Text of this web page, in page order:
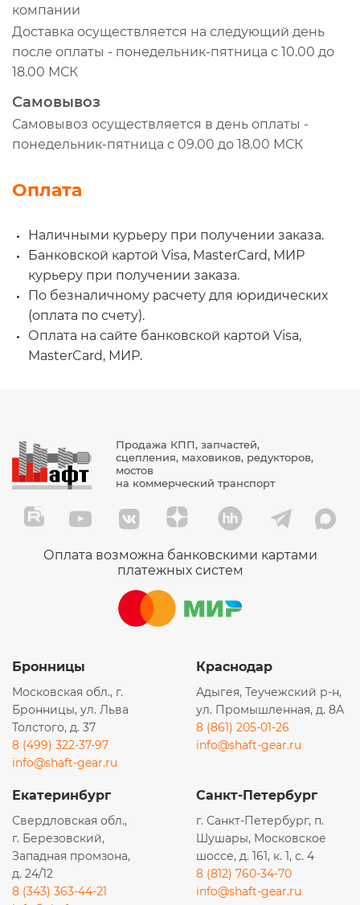
компании
Доставка осуществляется на следующий день
после оплаты - понедельник-пятница с 10.00 до
18.00 МСК
Самовывоз
Самовывоз осуществляется в день оплаты -
понедельник-пятница с 09.00 до 18.00 МСК
Оплата
Наличными курьеру при получении заказа.
Банковской картой Visa, MasterCard, МИР
курьеру при получении заказа.
По безналичному расчету для юридических
(оплата по счету).
Оплата на сайте банковской картой Visa,
MasterCard, МИР.
Продажа КПП, запчастей,
сцепления, маховиков, редукторов,
мостов
на коммерческий транспорт
Оплата возможна банковскими картами
платежных систем
Бронницы
Московская обл., г.
Бронницы, ул. Льва
Толстого, д. 37
8 (499) 322-37-97
info@shaft-gear.ru
Краснодар
Адыгея, Теучежский р-н,
ул. Промышленная, д. 8А
8 (861) 205-01-26
info@shaft-gear.ru
Екатеринбург
Свердловская обл.,
г. Березовский,
Западная промзона,
д. 24/12
8 (343) 363-44-21
Санкт-Петербург
г. Санкт-Петербург, п.
Шушары, Московское
шоссе, д. 161, к. 1, с. 4
8 (812) 760-34-70
info@shaft-gear.ru